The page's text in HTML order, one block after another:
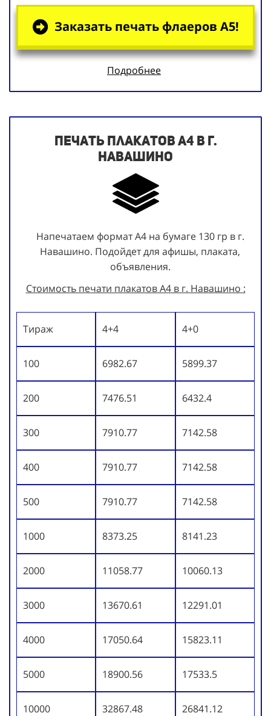
Заказать печать флаеров А5!
Подробнее
Печать плакатов А4 в г.
Навашино
Напечатаем формат А4 на бумаге 130 гр в г.
Навашино. Подойдет для афишы, плаката,
объявления.
Стоимость печати плакатов А4 в г. Навашино :
Тираж 4+4 4+0
100 6982.67 5899.37
200 7476.51 6432.4
300 7910.77 7142.58
400 7910.77 7142.58
500 7910.77 7142.58
1000 8373.25 8141.23
2000 11058.77 10060.13
3000 13670.61 12291.01
4000 17050.64 15823.11
5000 18900.56 17533.5
10000 32867.48 26841.12